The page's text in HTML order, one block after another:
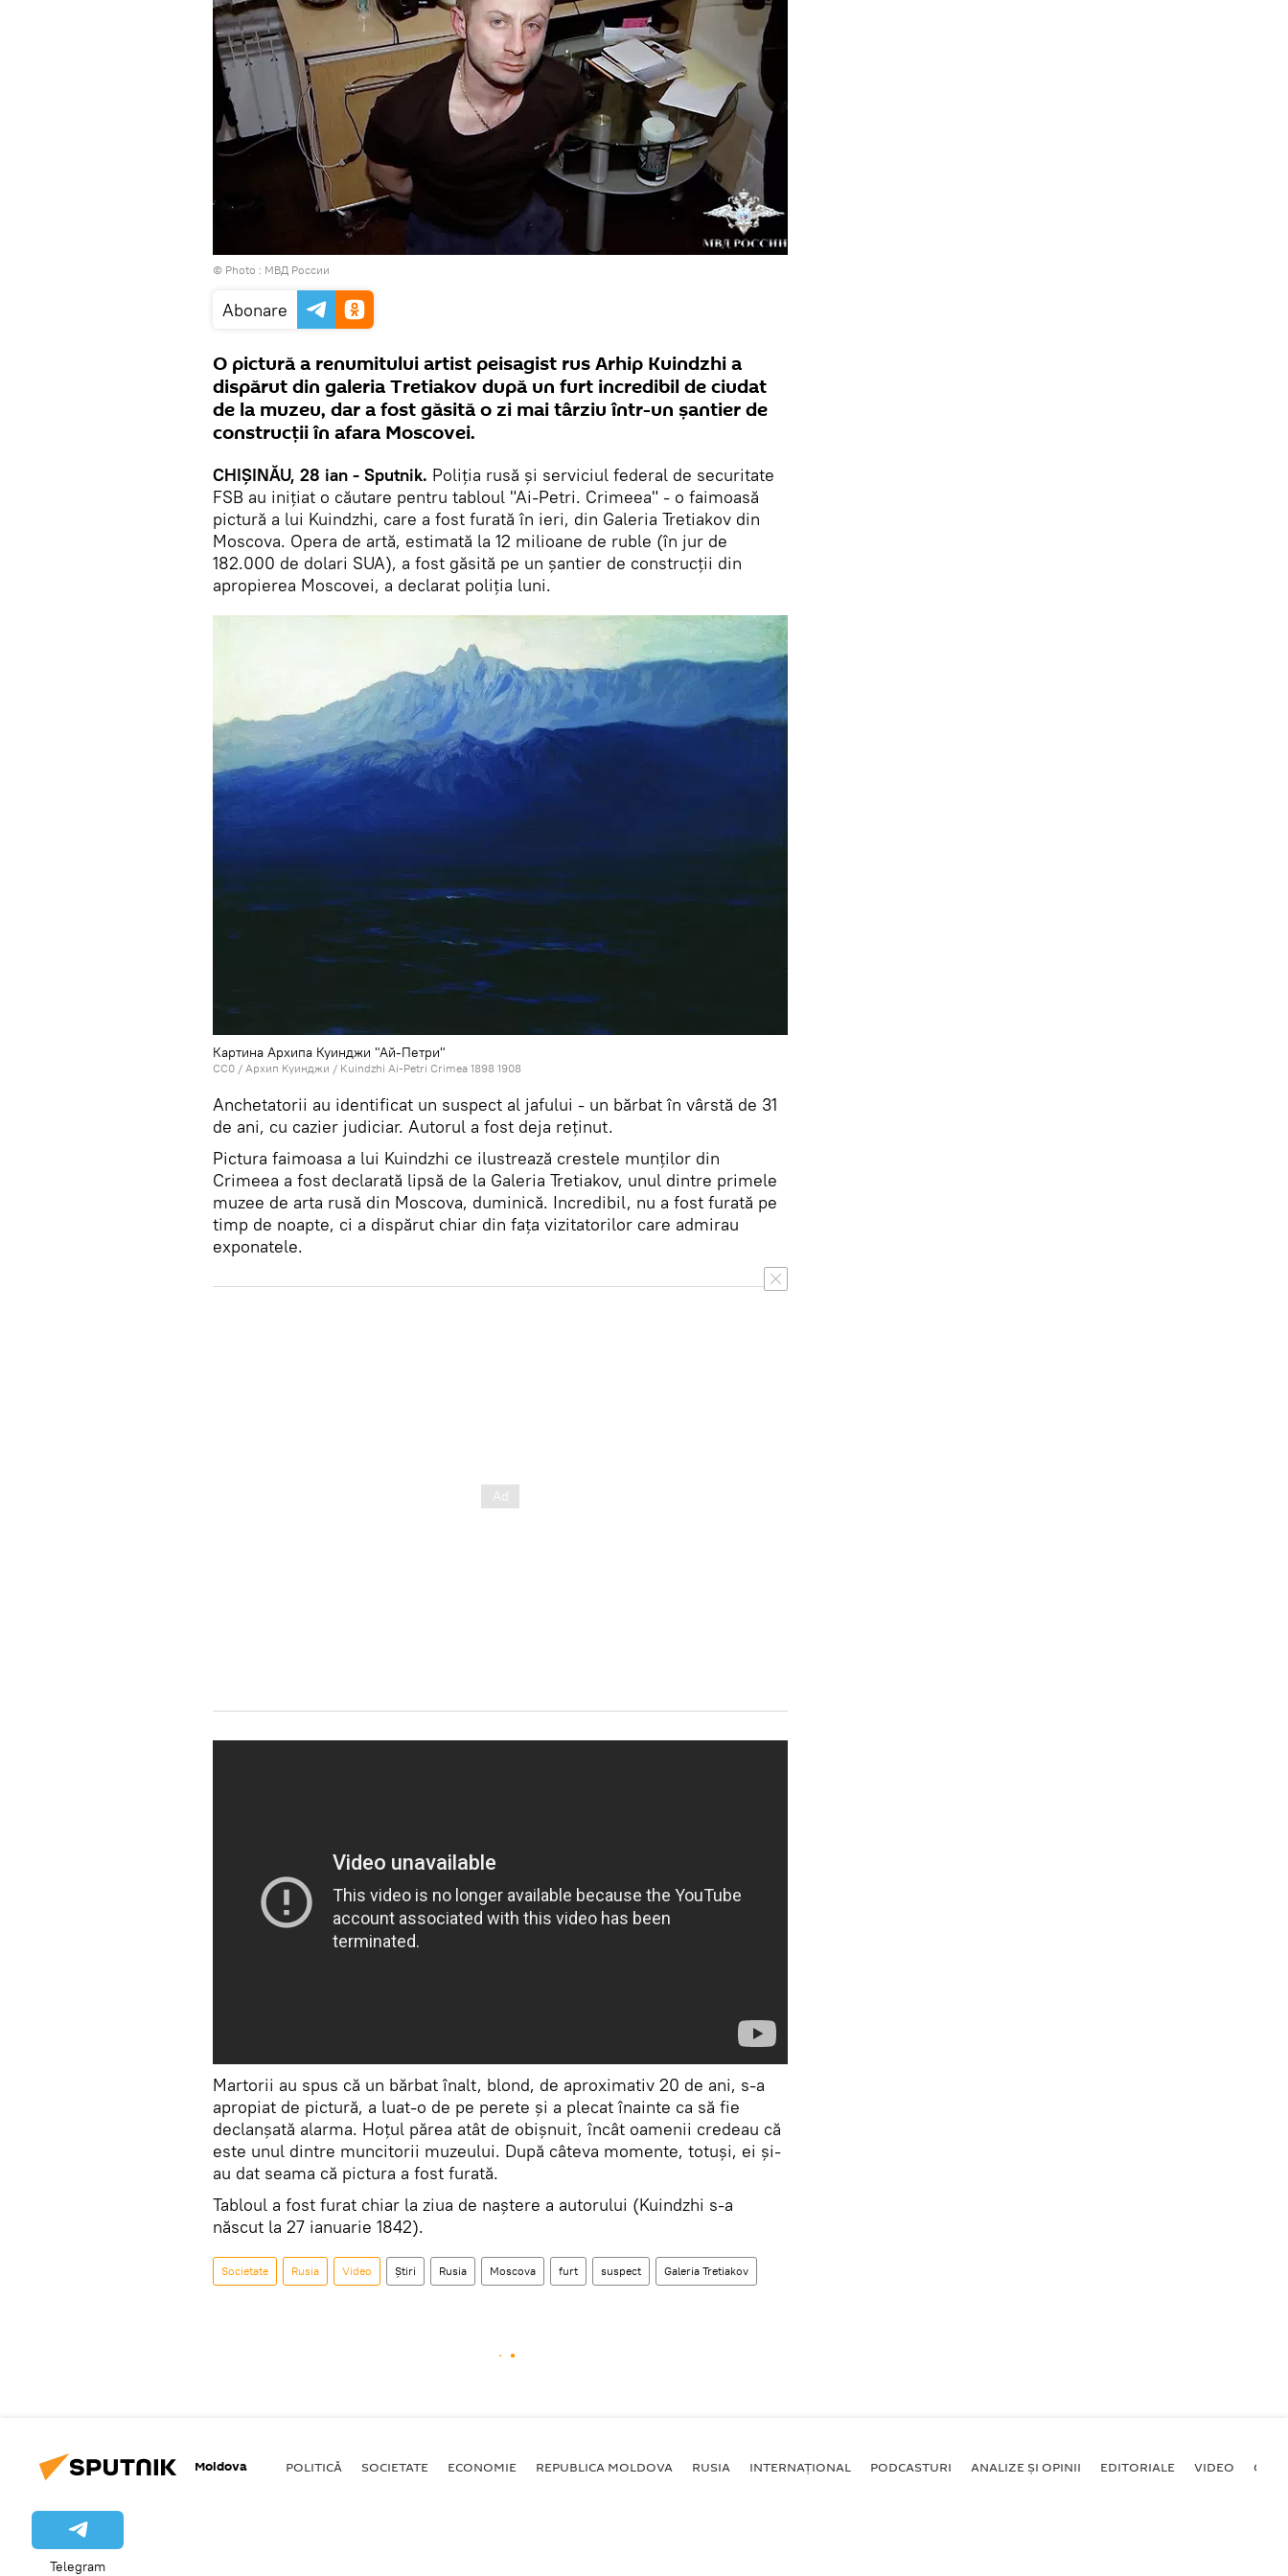
© Photo : МВД России
Abonare
O pictură a renumitului artist peisagist rus Arhip Kuindzhi a
dispărut din galeria Tretiakov după un furt incredibil de ciudat
de la muzeu, dar a fost găsită o zi mai târziu într-un șantier de
construcții în afara Moscovei.
CHIȘINĂU, 28 ian - Sputnik. Poliția rusă și serviciul federal de securitate
FSB au inițiat o căutare pentru tabloul "Ai-Petri. Crimeea" - o faimoasă
pictură a lui Kuindzhi, care a fost furată în ieri, din Galeria Tretiakov din
Moscova. Opera de artă, estimată la 12 milioane de ruble (în jur de
182.000 de dolari SUA), a fost găsită pe un șantier de construcții din
apropierea Moscovei, a declarat poliția luni.
Картина Архипа Куинджи "Ай-Петри"
CC0 / Архип Куинджи / Kuindzhi Ai-Petri Crimea 1898 1908
Anchetatorii au identificat un suspect al jafului - un bărbat în vârstă de 31
de ani, cu cazier judiciar. Autorul a fost deja reținut.
Pictura faimoasa a lui Kuindzhi ce ilustrează crestele munților din
Crimeea a fost declarată lipsă de la Galeria Tretiakov, unul dintre primele
muzee de arta rusă din Moscova, duminică. Incredibil, nu a fost furată pe
timp de noapte, ci a dispărut chiar din fața vizitatorilor care admirau
exponatele.
Martorii au spus că un bărbat înalt, blond, de aproximativ 20 de ani, s-a
apropiat de pictură, a luat-o de pe perete și a plecat înainte ca să fie
declanșată alarma. Hoțul părea atât de obișnuit, încât oamenii credeau că
este unul dintre muncitorii muzeului. După câteva momente, totuși, ei și-
au dat seama că pictura a fost furată.
Tabloul a fost furat chiar la ziua de naștere a autorului (Kuindzhi s-a
născut la 27 ianuarie 1842).
Societate Rusia Video Știri Rusia Moscova furt suspect Galeria Tretiakov
Moldova POLITICĂ SOCIETATE ECONOMIE REPUBLICA MOLDOVA RUSIA INTERNAȚIONAL PODCASTURI ANALIZE ȘI OPINII EDITORIALE VIDEO
Telegram